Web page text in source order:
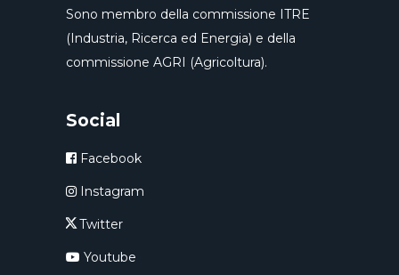
Sono membro della commissione ITRE
(Industria, Ricerca ed Energia) e della
commissione AGRI (Agricoltura).
Social
Facebook
Instagram
Twitter
Youtube